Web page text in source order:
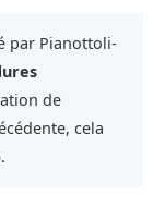
par Pianottoli-
de
cela